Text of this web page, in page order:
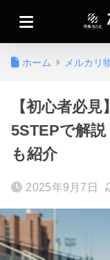
ホーム メルカリ
【初心者必
5STEPで解
も紹介
2025年9月7日